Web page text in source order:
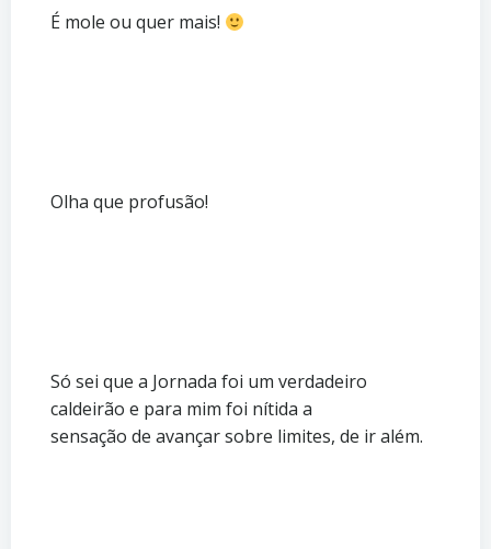
É mole ou quer mais!
Olha que profusão!
Só sei que a Jornada foi um verdadeiro
caldeirão e para mim foi nítida a
sensação de avançar sobre limites, de ir além.